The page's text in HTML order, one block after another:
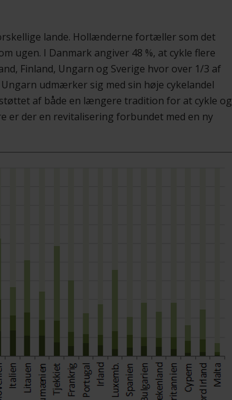
lande. Hollænderne fortæller som det
ugen. I Danmark angiver 48 %, at cykle flere
Finland, Ungarn og Sverige hvor over 1/3 af
udmærker sig med sin høje cykelandel
af både en længere tradition for at cykle og
er der en revitalisering forbundet med en ny